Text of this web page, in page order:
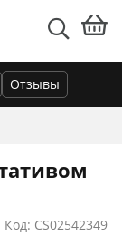
Отзывы
Код: CS02542349